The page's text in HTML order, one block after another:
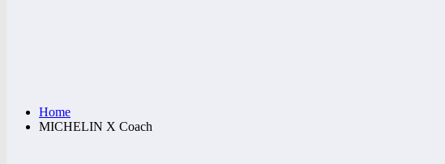
Home
MICHELIN X Coach